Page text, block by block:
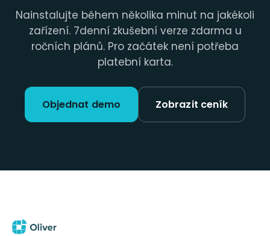
Nainstalujte během několika minut na jakékoli
zařízení. 7denní zkušební verze zdarma u
ročních plánů. Pro začátek není potřeba
platební karta.
Objednat demo Zobrazit ceník